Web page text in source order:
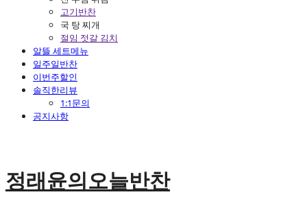
고기반찬
국 탕 찌개
절임 젓갈 김치
알뜰 세트메뉴
일주일반찬
이번주할인
솔직한리뷰
1:1문의
공지사항
정래윤의오늘반찬